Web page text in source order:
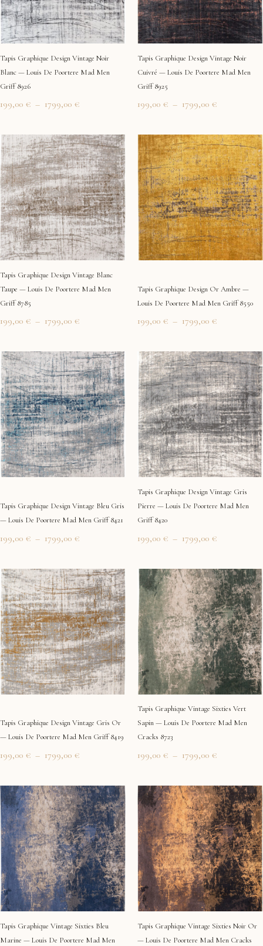
Tapis Graphique Design Vintage Noir
Blanc — Louis De Poortere Mad Men
Griff 8926
199,00 € – 1799,00 €
Tapis Graphique Design Vintage Noir
Cuivré — Louis De Poortere Mad Men
Griff 8925
199,00 € – 1799,00 €
Tapis Graphique Design Vintage Blanc
Taupe — Louis De Poortere Mad Men
Griff 8785
199,00 € – 1799,00 €
Plage
de
prix :
199,00 €
à
1799,00 €
Tapis Graphique Design Or Ambre —
Louis De Poortere Mad Men Griff 8550
199,00 € – 1799,00 €
Plage
de
prix :
199,00 €
à
1799,00 €
Tapis Graphique Design Vintage Bleu Gris
— Louis De Poortere Mad Men Griff 8421
199,00 € – 1799,00 €
Plage
de
prix :
199,00 €
à
1799,00 €
Tapis Graphique Design Vintage Gris
Pierre — Louis De Poortere Mad Men
Griff 8420
199,00 € – 1799,00 €
Plage
de
prix :
199,00 €
à
1799,00 €
Tapis Graphique Design Vintage Gris Or
— Louis De Poortere Mad Men Griff 8419
199,00 € – 1799,00 €
Plage
de
prix :
199,00 €
à
1799,00 €
Tapis Graphique Vintage Sixties Vert
Sapin — Louis De Poortere Mad Men
Cracks 8723
199,00 € – 1799,00 €
Plage
de
prix :
199,00 €
à
1799,00 €
Tapis Graphique Vintage Sixties Bleu
Marine — Louis De Poortere Mad Men
Plage
de
prix :
199,00 €
à
1799,00 €
Tapis Graphique Vintage Sixties Noir Or
— Louis De Poortere Mad Men Cracks
Plage
de
prix :
199,00 €
à
1799,00 €